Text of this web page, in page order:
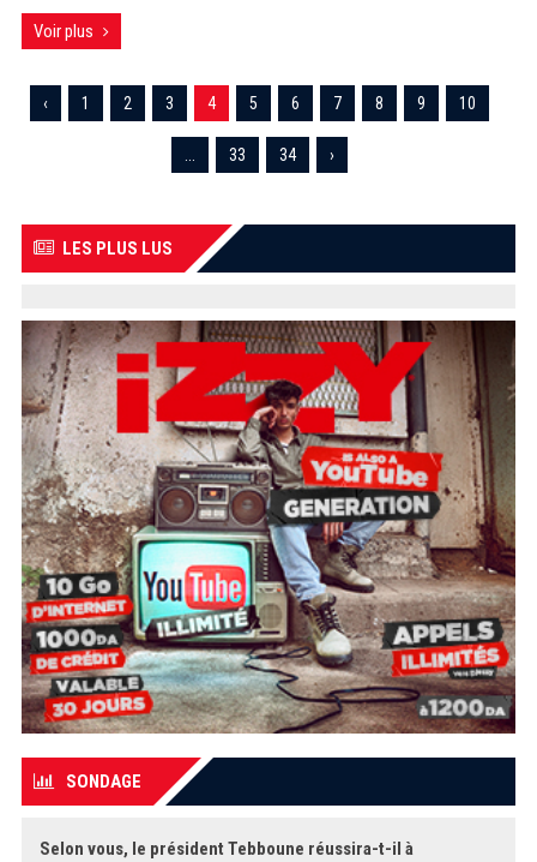
Voir plus
‹ 1 2 3 4 5 6 7 8 9 10
33 34 ›
LES PLUS LUS
SONDAGE
Selon vous, le président Tebboune réussira-t-il à